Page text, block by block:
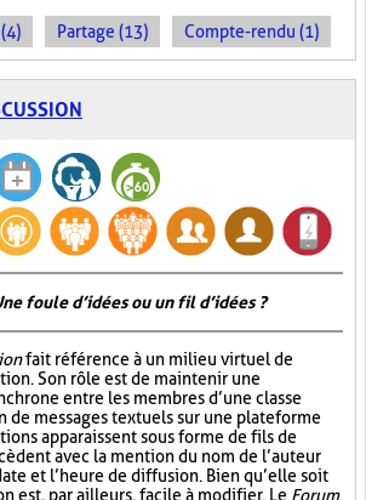
Partage (13) Compte-rendu (1)
foule d’idées ou un fil d’idées ?
fait référence à un milieu virtuel de
Son rôle est de maintenir une
entre les membres d’une classe
de messages textuels sur une plateforme
apparaissent sous forme de fils de
avec la mention du nom de l’auteur
et l’heure de diffusion. Bien qu’elle soit
est, par ailleurs, facile à modifier. Le Forum